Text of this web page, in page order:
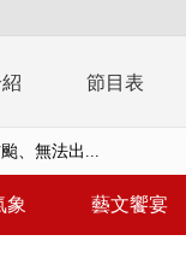
節目表
、無法出...
災情釀6
象 藝文饗宴